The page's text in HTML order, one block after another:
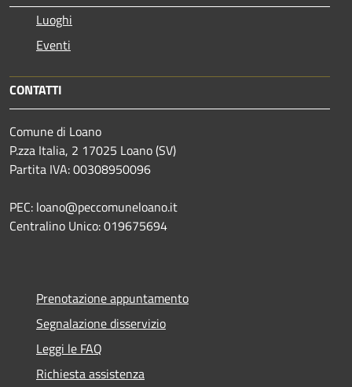
Luoghi
Eventi
CONTATTI
Comune di Loano
P.zza Italia, 2 17025 Loano (SV)
Partita IVA: 00308950096
PEC: loano@peccomuneloano.it
Centralino Unico: 019675694
Prenotazione appuntamento
Segnalazione disservizio
Leggi le FAQ
Richiesta assistenza